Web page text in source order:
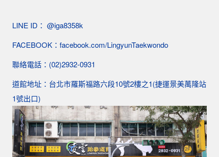
LINE ID： @iga8358k
FACEBOOK：facebook.com/LingyunTaekwondo
聯絡電話：(02)2932-0931
道館地址：台北市羅斯福路六段10號2樓之1(捷運景美萬隆站
1號出口)